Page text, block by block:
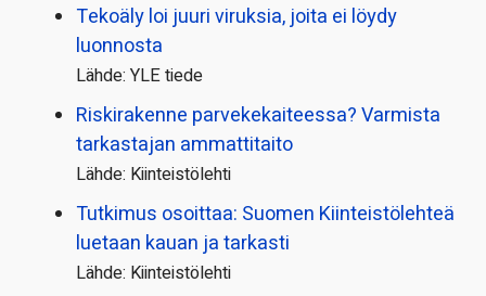
Tekoäly loi juuri viruksia, joita ei löydy
luonnosta
Lähde: YLE tiede
Riskirakenne parvekekaiteessa? Varmista
tarkastajan ammattitaito
Lähde: Kiinteistölehti
Tutkimus osoittaa: Suomen Kiinteistölehteä
luetaan kauan ja tarkasti
Lähde: Kiinteistölehti